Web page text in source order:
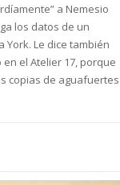
a Nemesio
los datos de un
York. Le dice también
el Atelier 17, porque
copias de aguafuertes